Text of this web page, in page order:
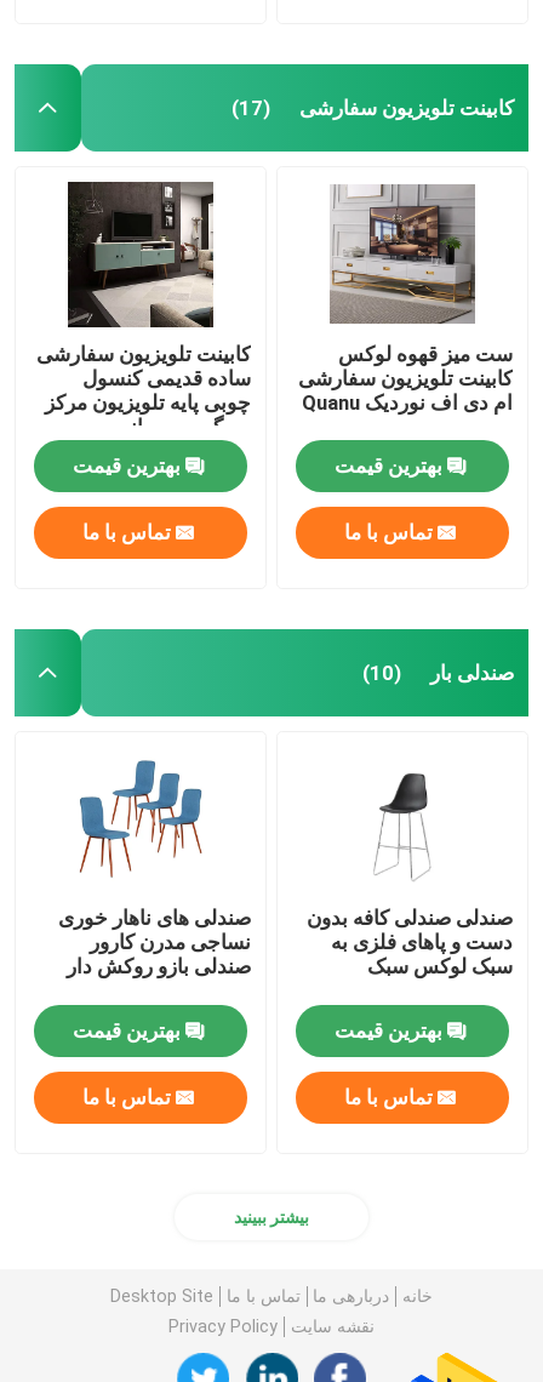
کابینت تلویزیون سفارشی (17)
ست میز قهوه لوکس
کابینت تلویزیون سفارشی
ام دی اف نوردیک Quanu
بهترین قیمت
تماس با ما
کابینت تلویزیون سفارشی
ساده قدیمی کنسول
چوبی پایه تلویزیون مرکز
سرگرمی رسانه
بهترین قیمت
تماس با ما
صندلی بار (10)
صندلی صندلی کافه بدون
دست و پاهای فلزی به
سبک لوکس سبک
بهترین قیمت
تماس با ما
صندلی های ناهار خوری
نساجی مدرن کارور
صندلی بازو روکش دار
بهترین قیمت
تماس با ما
بیشتر ببینید
خانه دربارهی ما تماس با ما
Desktop Site
نقشه سایت
Privacy Policy